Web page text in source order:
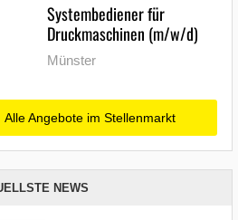
Systembediener für
Druckmaschinen (m/w/d)
Münster
Alle Angebote im Stellenmarkt
NEWS